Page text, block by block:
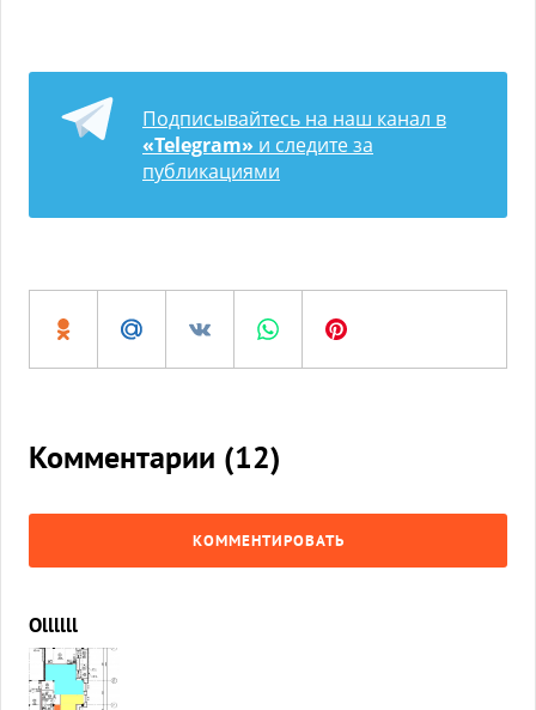
Подписывайтесь на наш канал в
«Telegram» и следите за
публикациями
Комментарии (12)
КОММЕНТИРОВАТЬ
Ollllll